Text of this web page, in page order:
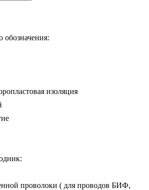
обозначения:
изоляция
проволоки ( для проводов БИФ,